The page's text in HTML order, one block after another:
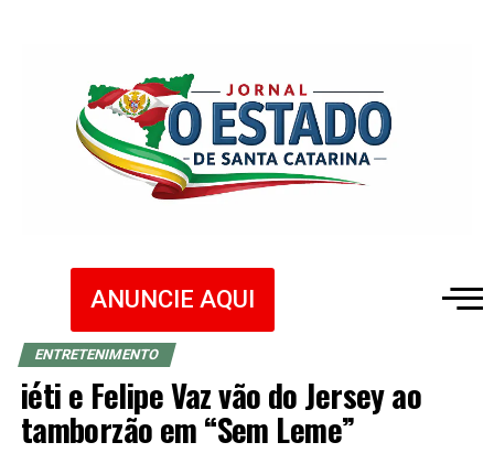
ANUNCIE AQUI
ENTRETENIMENTO
iéti e Felipe Vaz vão do Jersey ao
tamborzão em “Sem Leme”